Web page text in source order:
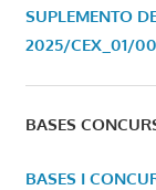
SUPLEMENTO
2025/CEX_01/
BASES
BASES I